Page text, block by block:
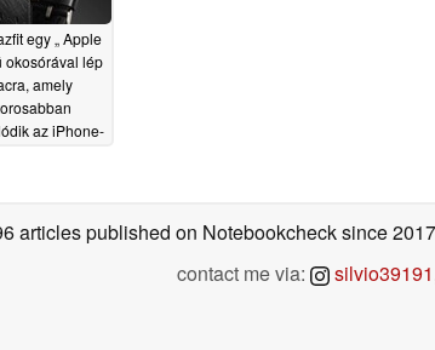
egy „ Apple
okosórával lép
amely
az iPhone-
articles published on Notebookchecksince 2017
contact me via:
silvio39191